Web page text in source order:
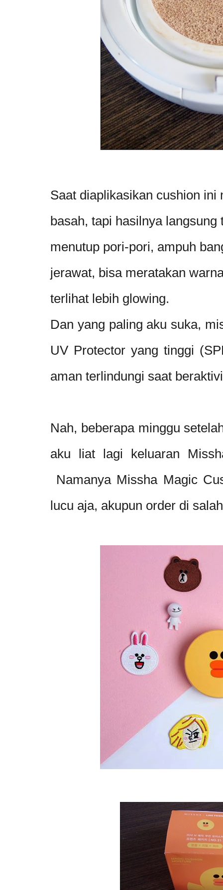
Saat diaplikasikan cushion ini
basah, tapi hasilnya
menutup pori-pori, ampuh
jerawat, bisa meratakan
terlihat lebih glowing.
Dan yang paling aku suka,
UV Protector yang tinggi
aman terlindungi saat
Nah, beberapa minggu
aku liat lagi keluaran
Namanya Missha Magic
lucu aja, akupun order di